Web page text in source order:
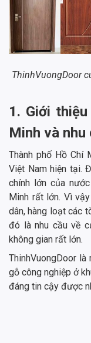
ThinhVuongDoor
1. Giới
Minh và
Thành phố Hồ Chí
Việt Nam hiện tại.
chính lớn của
Minh rất lớn. Vì
dân, hàng loạt các
đó là nhu cầu về
không gian rất lớn.
ThinhVuongDoor
gỗ công nghiệp ở
đáng tin cậy được